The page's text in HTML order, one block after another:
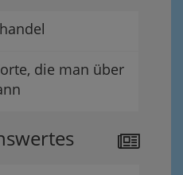
die man über